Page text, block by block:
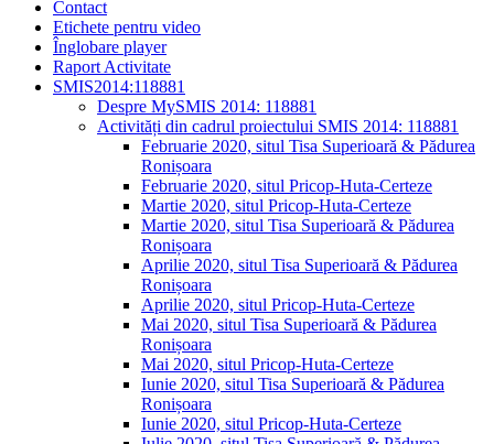
Contact
Etichete pentru video
Înglobare player
Raport Activitate
SMIS2014:118881
Despre MySMIS 2014: 118881
Activități din cadrul proiectului SMIS 2014: 118881
Februarie 2020, situl Tisa Superioară & Pădurea
Ronișoara
Februarie 2020, situl Pricop-Huta-Certeze
Martie 2020, situl Pricop-Huta-Certeze
Martie 2020, situl Tisa Superioară & Pădurea
Ronișoara
Aprilie 2020, situl Tisa Superioară & Pădurea
Ronișoara
Aprilie 2020, situl Pricop-Huta-Certeze
Mai 2020, situl Tisa Superioară & Pădurea
Ronișoara
Mai 2020, situl Pricop-Huta-Certeze
Iunie 2020, situl Tisa Superioară & Pădurea
Ronișoara
Iunie 2020, situl Pricop-Huta-Certeze